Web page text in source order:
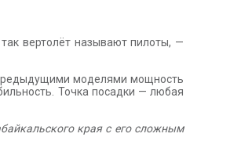
вертолёт называют пилоты, —
моделями мощность
Точка посадки — любая
края с его сложным